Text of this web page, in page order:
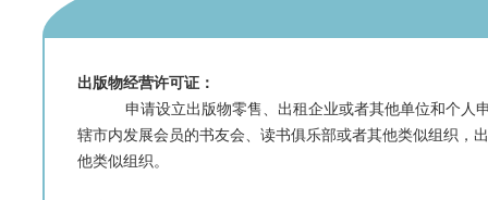
出版物经营许可证：
申请设立出版物零售、出租企业或者其他单位和个人申
辖市内发展会员的书友会、读书俱乐部或者其他类似组织，
他类似组织。